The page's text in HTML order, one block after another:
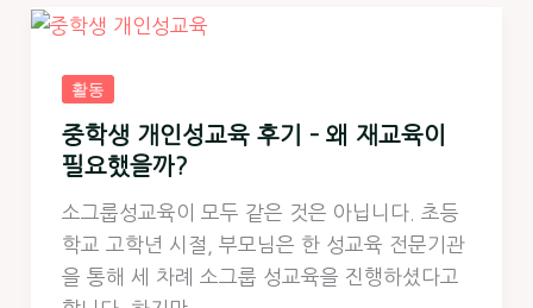
활동
중학생 개인성교육 후기 – 왜 재교육이
필요했을까?
소그룹성교육이 모두 같은 것은 아닙니다. 초등
학교 고학년 시절, 부모님은 한 성교육 전문기관
을 통해 세 차례 소그룹 성교육을 진행하셨다고